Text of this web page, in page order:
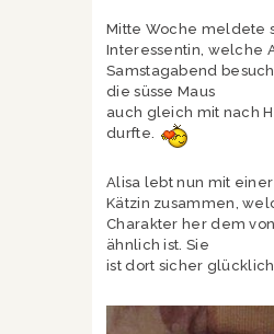
Mitte Woche meldete
Interessentin, welche
Samstagabend
die süsse Maus
auch gleich mit nach
durfte.
Alisa lebt nun mit
Kätzin zusammen,
Charakter her dem
ähnlich ist. Sie
ist dort sicher